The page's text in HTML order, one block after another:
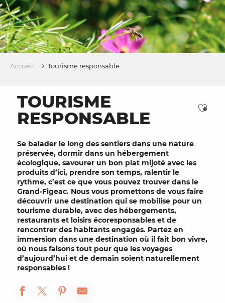
Accueil Tourisme responsable
TOURISME
RESPONSABLE
Se balader le long des sentiers dans une nature
préservée, dormir dans un hébergement
écologique, savourer un bon plat mijoté avec les
produits d’ici, prendre son temps, ralentir le
rythme, c’est ce que vous pouvez trouver dans le
Grand-Figeac. Nous vous promettons de vous faire
découvrir une destination qui se mobilise pour un
tourisme durable, avec des hébergements,
restaurants et loisirs écoresponsables et de
rencontrer des habitants engagés. Partez en
immersion dans une destination où il fait bon vivre,
où nous faisons tout pour que les voyages
d’aujourd’hui et de demain soient naturellement
responsables !